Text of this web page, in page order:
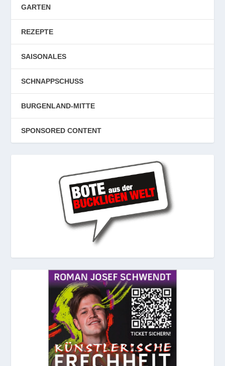
GARTEN
REZEPTE
SAISONALES
SCHNAPPSCHUSS
BURGENLAND-MITTE
SPONSORED CONTENT